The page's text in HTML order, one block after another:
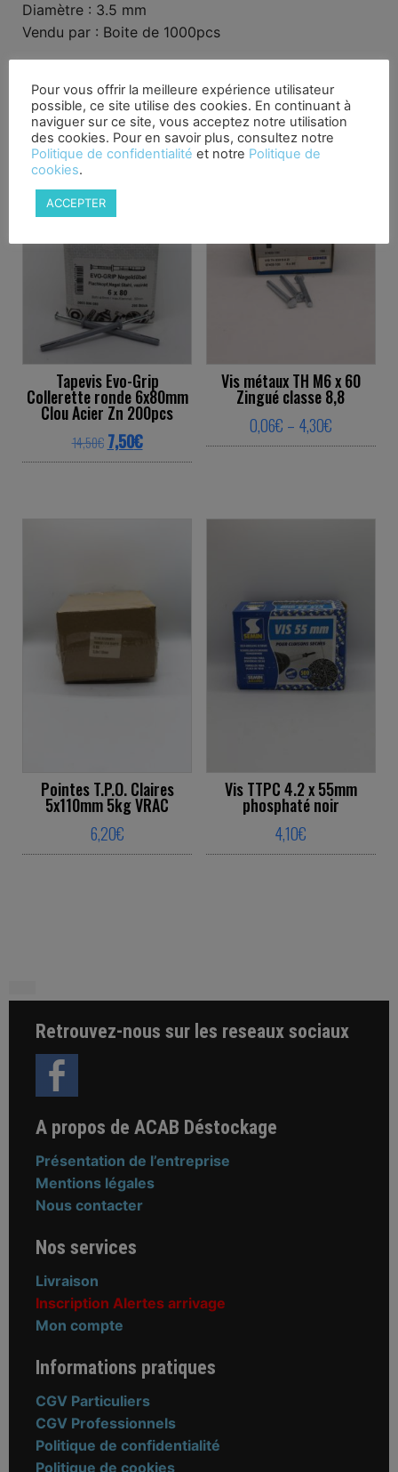
Diamètre : 3.5 mm
Vendu par : Boite de 1000pcs
Produits similaires
Promo !
Tapevis Evo-Grip
Collerette ronde 6x80mm
Clou Acier Zn 200pcs
14,50€ Original price was: 14,50€.
7,50€Current price is: 7,50€.
Vis métaux TH M6 x 60
Zingué classe 8,8
0,06€ – 4,30€Price
Pointes T.P.O. Claires
5x110mm 5kg VRAC
6,20€
Vis TTPC 4.2 x 55mm
phosphaté noir
4,10€
Retrouvez-nous sur les reseaux sociaux
A propos de ACAB Déstockage
Présentation de l’entreprise
Mentions légales
Nous contacter
Nos services
Livraison
Inscription Alertes arrivage
Mon compte
Informations pratiques
CGV Particuliers
CGV Professionnels
Politique de confidentialité
Politique de cookies
Pour vous offrir la meilleure expérience utilisateur
possible, ce site utilise des cookies. En continuant à
naviguer sur ce site, vous acceptez notre utilisation
des cookies. Pour en savoir plus, consultez notre
Politique de confidentialité et notre Politique de
cookies.
ACCEPTER